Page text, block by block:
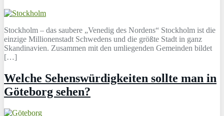
Stockholm – das saubere „Venedig des Nordens“ Stockholm ist die
einzige Millionenstadt Schwedens und die größte Stadt in ganz
Skandinavien. Zusammen mit den umliegenden Gemeinden bildet
[…]
Welche Sehenswürdigkeiten sollte man in
Göteborg sehen?